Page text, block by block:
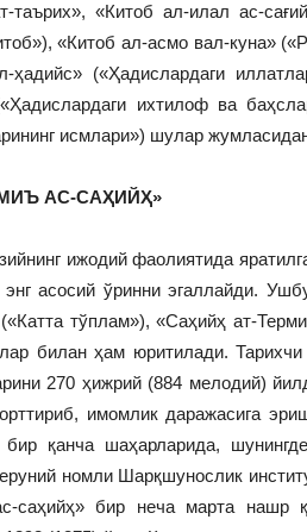
таърих», «Китоб ал-илал ас-
«Китоб ал-асмо вал-куна»
ҳадийс» («Ҳадислардаги
ихтилоф ва
исмлари») шулар
АС-САҲИЙҲ»
ижодий фаолиятида
энг асосий ўринни эгаллайди.
тўплам»), «Саҳийҳ ат-
билан ҳам юритилади.
270 ҳижрий (884 мелодий)
имомлик даражасига
бир қанча шаҳарларида,
номли Шарқшунослик
саҳийҳ» бир неча марта нашр